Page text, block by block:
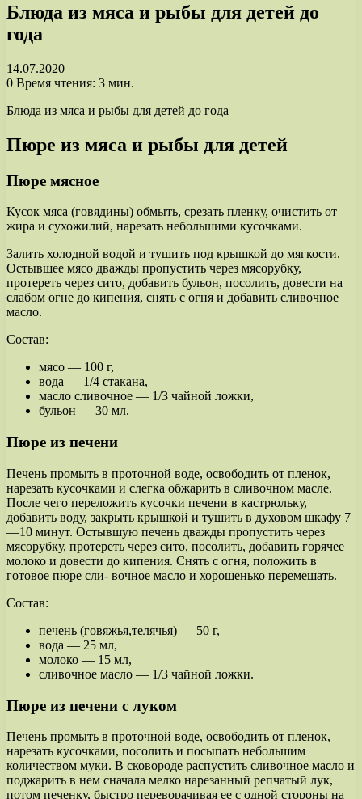
Блюда из мяса и рыбы для детей до
года
14.07.2020
0 Время чтения: 3 мин.
​Блюда из мяса и рыбы для детей до года ​
Пюре из мяса и рыбы для детей
Пюре мясное
Кусок мяса (говядины) обмыть, срезать пленку, очистить от
жира и сухожилий, нарезать небольшими кусочками.
Залить холодной водой и тушить под крышкой до мягкости.
Остывшее мясо дважды пропустить через мясорубку,
протереть через сито, добавить бульон, посолить, довести на
слабом огне до кипения, снять с огня и добавить сливочное
масло.
Состав:
мясо — 100 г,
вода — 1/4 стакана,
масло сливочное — 1/3 чайной ложки,
бульон — 30 мл.
Пюре из печени
Печень промыть в проточной воде, освободить от пленок,
нарезать кусочками и слегка обжарить в сливочном масле.
После чего переложить кусочки печени в кастрюльку,
добавить воду, закрыть крышкой и тушить в духовом шкафу 7
—10 минут. Остывшую печень дважды пропустить через
мясорубку, протереть через сито, посолить, добавить горячее
молоко и довести до кипения. Снять с огня, положить в
готовое пюре сли- вочное масло и хорошенько перемешать.
Состав:
печень (говяжья,телячья) — 50 г,
вода — 25 мл,
молоко — 15 мл,
сливочное масло — 1/3 чайной ложки.
Пюре из печени с луком
Печень промыть в проточной воде, освободить от пленок,
нарезать кусочками, посолить и посыпать небольшим
количеством муки. В сковороде распустить сливочное масло и
поджарить в нем сначала мелко нарезанный репчатый лук,
потом печенку, быстро переворачивая ее с одной стороны на